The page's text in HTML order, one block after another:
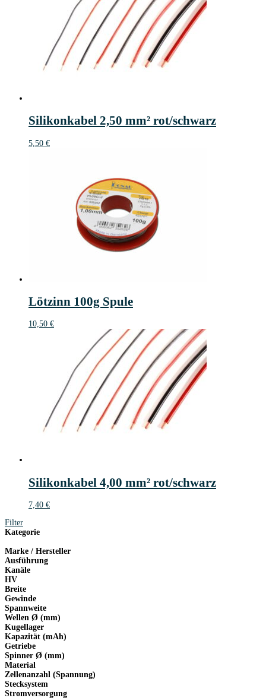
Silikonkabel 2,50 mm² rot/schwarz
5,50 €
Lötzinn 100g Spule
10,50 €
Silikonkabel 4,00 mm² rot/schwarz
7,40 €
Filter
Kategorie
Marke / Hersteller
Ausführung
Kanäle
HV
Breite
Gewinde
Spannweite
Wellen Ø (mm)
Kugellager
Kapazität (mAh)
Getriebe
Spinner Ø (mm)
Material
Zellenanzahl (Spannung)
Stecksystem
Stromversorgung